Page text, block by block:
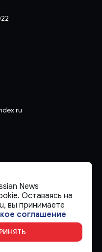
в
сфере связи,
коммуникаций
News
Оставаясь на
вы принимаете
соглашение